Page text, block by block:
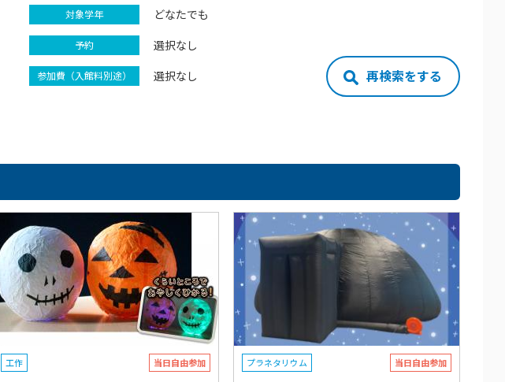
対象学年 どなたでも
予約 選択なし
参加費（入館料別途） 選択なし 再検索をする
工作 当日自由参加 プラネタリウム 当日自由参加